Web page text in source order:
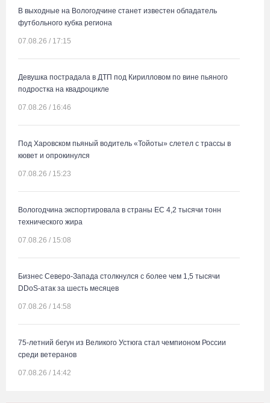
В выходные на Вологодчине станет известен обладатель
футбольного кубка региона
07.08.26 / 17:15
Девушка пострадала в ДТП под Кирилловом по вине пьяного
подростка на квадроцикле
07.08.26 / 16:46
Под Харовском пьяный водитель «Тойоты» слетел с трассы в
кювет и опрокинулся
07.08.26 / 15:23
Вологодчина экспортировала в страны ЕС 4,2 тысячи тонн
технического жира
07.08.26 / 15:08
Бизнес Северо-Запада столкнулся с более чем 1,5 тысячи
DDoS-атак за шесть месяцев
07.08.26 / 14:58
75-летний бегун из Великого Устюга стал чемпионом России
среди ветеранов
07.08.26 / 14:42